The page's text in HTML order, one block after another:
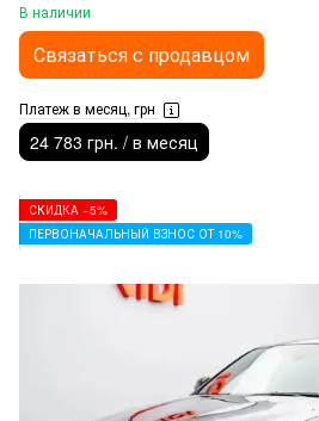
В наличии
Связаться с продавцом
Платеж в месяц, грн
24 783 грн. / в месяц
СКИДКА −5%
ПЕРВОНАЧАЛЬНЫЙ ВЗНОС ОТ 10%